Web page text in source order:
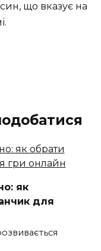
що вказує на
як
для